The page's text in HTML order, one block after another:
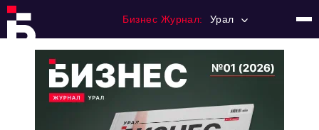
Бизнес Журнал: Урал